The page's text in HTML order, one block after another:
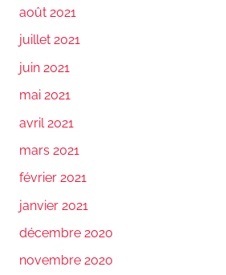
août 2021
juillet 2021
juin 2021
mai 2021
avril 2021
mars 2021
février 2021
janvier 2021
décembre 2020
novembre 2020